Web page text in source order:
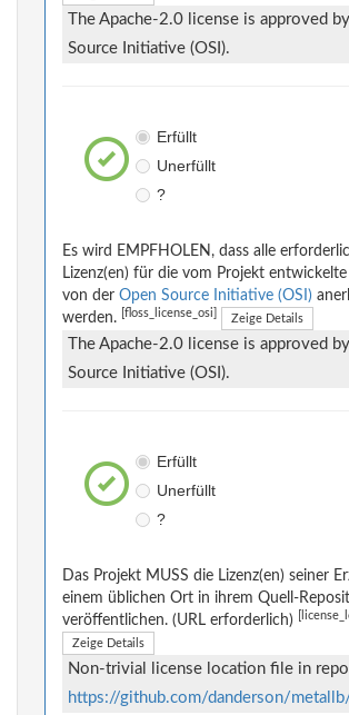
The Apache-2.0 license is approved
Source Initiative (OSI).
Erfüllt
Unerfüllt
?
Es wird EMPFHOLEN, dass alle
Lizenz(en) für die vom Projekt
von der Open Source Initiative (OSI)
werden.
[floss_license_osi] Zeige Details
The Apache-2.0 license is approved
Source Initiative (OSI).
Erfüllt
Unerfüllt
?
Das Projekt MUSS die Lizenz(en) seiner
einem üblichen Ort in ihrem Quell-
veröffentlichen. (URL erforderlich)
Zeige Details
Non-trivial license location file in
https://github.com/danderson/